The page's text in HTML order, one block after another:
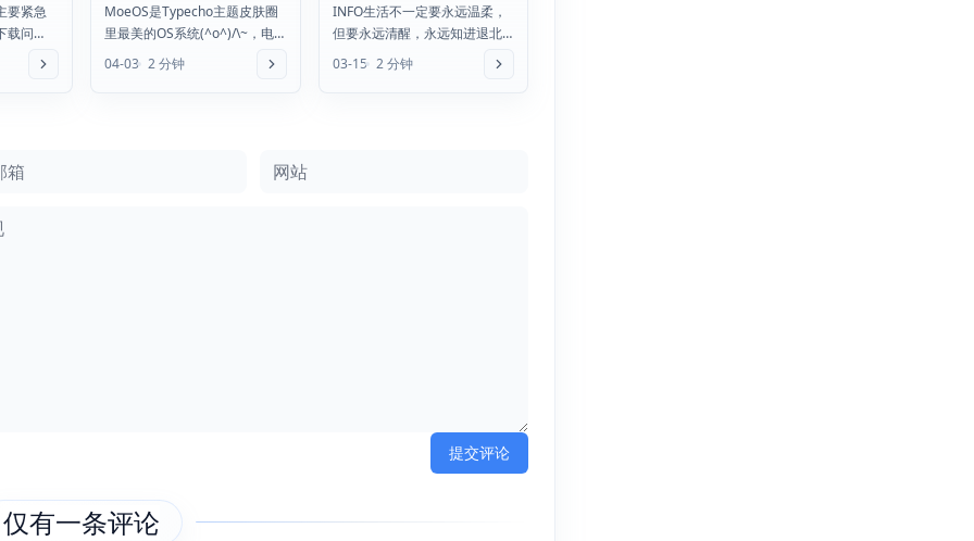
要紧急
载问
主题
MoeOS是Typecho主题皮肤圈
里最美的OS系统(^o^)/\~，电
脑端默认博客以小窗口形式显
示，在主...
04-03 2 分钟
60秒读懂世界！
INFO生活不一定要永远温柔，
但要永远清醒，永远知进退北
京修订小客车数量调控细则：
允许个人将多余车辆转让给...
03-15 2 分钟
网站
提交评论
仅有一条评论